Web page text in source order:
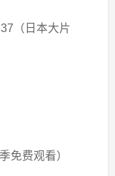
（日本大片
免费观看）